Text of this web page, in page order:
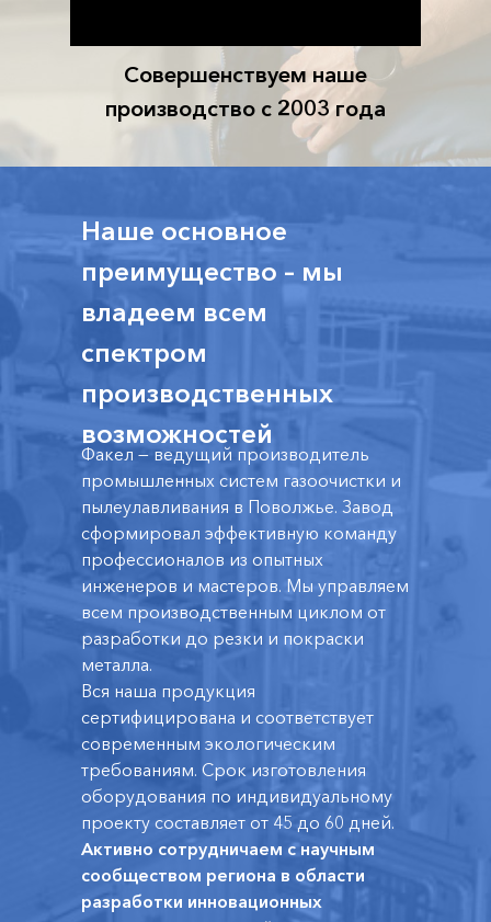
Совершенствуем наше
производство с 2003 года
Наше основное
преимущество – мы
владеем всем
спектром
производственных
возможностей
Факел — ведущий производитель
промышленных систем газоочистки и
пылеулавливания в Поволжье. Завод
сформировал эффективную команду
профессионалов из опытных
инженеров и мастеров. Мы управляем
всем производственным циклом от
разработки до резки и покраски
металла.
Вся наша продукция
сертифицирована и соответствует
современным экологическим
требованиям. Срок изготовления
оборудования по индивидуальному
проекту составляет от 45 до 60 дней.
Активно сотрудничаем с научным
сообществом региона в области
разработки инновационных